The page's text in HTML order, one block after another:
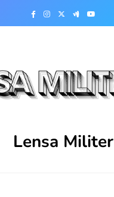
Lensa Militer